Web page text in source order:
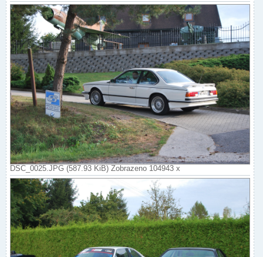
DSC_0025.JPG (587.93 KiB) Zobrazeno 104943 x